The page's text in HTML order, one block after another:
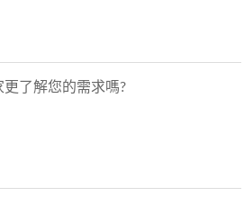
了解您的需求嗎?